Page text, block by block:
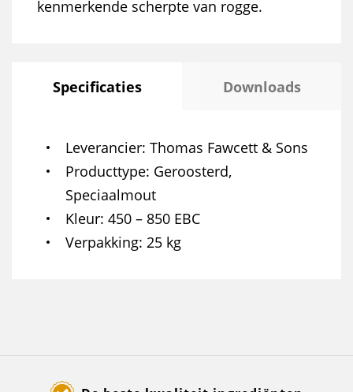
kenmerkende scherpte van rogge.
Specificaties Downloads
Leverancier Thomas Fawcett & Sons
Producttype Geroosterd,
Speciaalmout
Kleur 450 – 850 EBC
Verpakking 25 kg